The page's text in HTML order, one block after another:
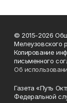
© 2015-2026
Мелеузовского
Копирование
письменного
Об
Газета «Путь
Федеральной